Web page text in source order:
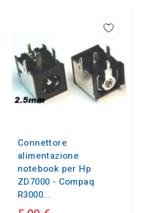
Connettore
alimentazione
notebook per Hp
ZD7000 - Compaq
R3000...